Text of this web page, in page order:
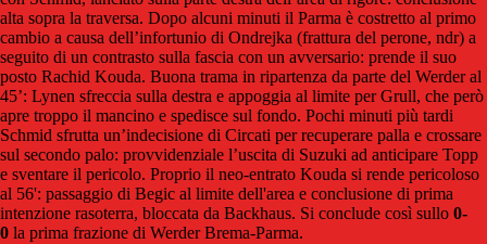
alta sopra la traversa. Dopo alcuni minuti il Parma è costretto al primo
cambio a causa dell’infortunio di Ondrejka (frattura del perone, ndr) a
seguito di un contrasto sulla fascia con un avversario: prende il suo
posto Rachid Kouda. Buona trama in ripartenza da parte del Werder al
45’: Lynen sfreccia sulla destra e appoggia al limite per Grull, che però
apre troppo il mancino e spedisce sul fondo. Pochi minuti più tardi
Schmid sfrutta un’indecisione di Circati per recuperare palla e crossare
sul secondo palo: provvidenziale l’uscita di Suzuki ad anticipare Topp
e sventare il pericolo. Proprio il neo-entrato Kouda si rende pericoloso
al 56': passaggio di Begic al limite dell'area e conclusione di prima
intenzione rasoterra, bloccata da Backhaus. Si conclude così sullo 0-
0 la prima frazione di Werder Brema-Parma.